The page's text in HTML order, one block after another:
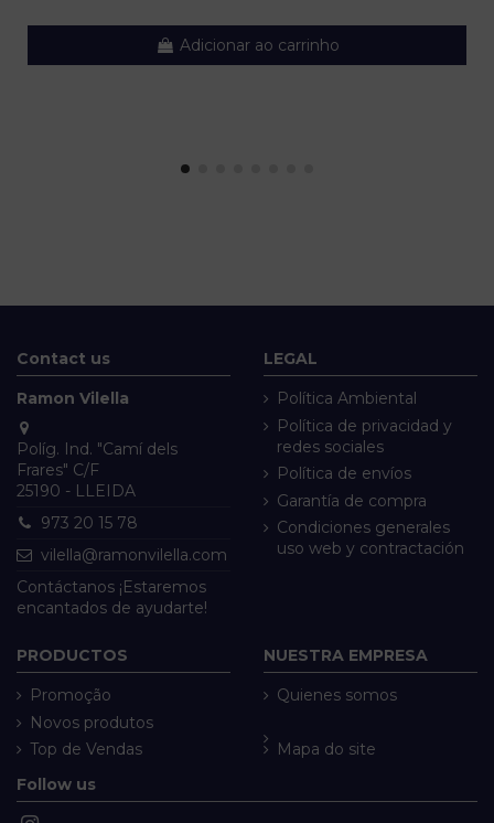
Adicionar ao carrinho
Contact us
Ramon Vilella
Políg. Ind. "Camí dels
Frares" C/F
25190 - LLEIDA
973 20 15 78
vilella@ramonvilella.com
Contáctanos ¡Estaremos
encantados de ayudarte!
LEGAL
Política Ambiental
Política de privacidad y
redes sociales
Política de envíos
Garantía de compra
Condiciones generales
uso web y contractación
PRODUCTOS
Promoção
Novos produtos
Top de Vendas
NUESTRA EMPRESA
Quienes somos
Mapa do site
Follow us